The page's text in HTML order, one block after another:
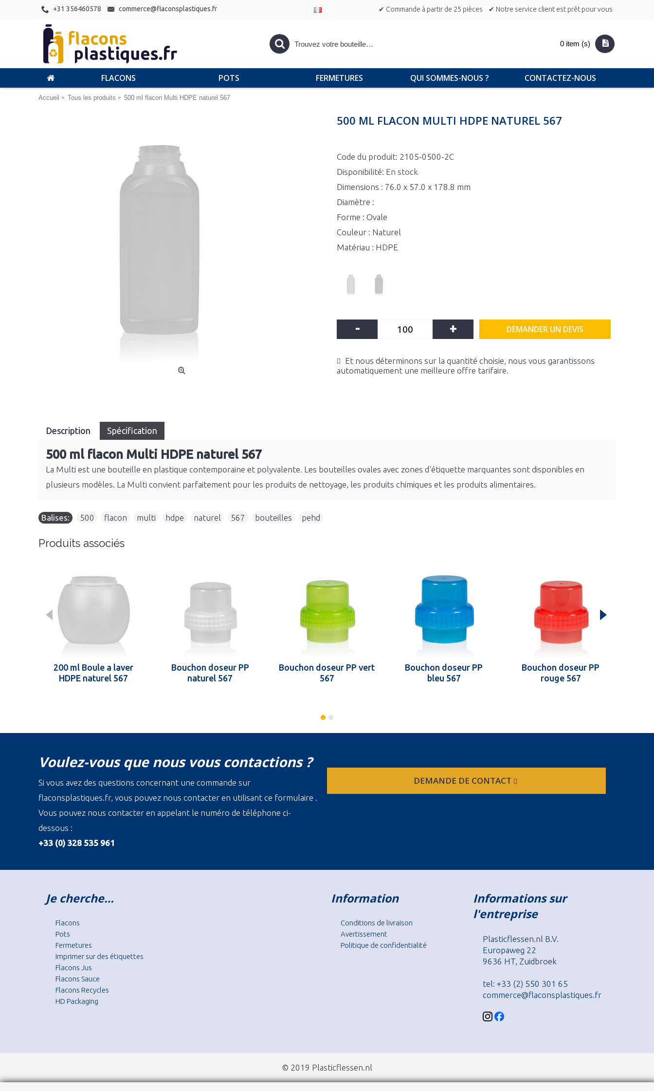
+31 356460578 commerce@flaconsplastiques.fr ✔ Commande à partir de 25 pièces ✔ Notre service client est prêt pour vous
0 item (s)
FLACONS POTS FERMETURES QUI SOMMES-NOUS ? CONTACTEZ-NOUS
Accueil Tous les produits 500 ml flacon Multi HDPE naturel 567
500 ML FLACON MULTI HDPE NATUREL 567
Code du produit: 2105-0500-2C
Disponibilité: En stock
Dimensions : 76.0 x 57.0 x 178.8 mm
Diamètre :
Forme : Ovale
Couleur : Naturel
Matériau : HDPE
- + DEMANDER UN DEVIS
Et nous déterminons sur la quantité choisie, nous vous garantissons
automatiquement une meilleure offre tarifaire.
Description Spécification
500 ml flacon Multi HDPE naturel 567
La Multi est une bouteille en plastique contemporaine et polyvalente. Les bouteilles ovales avec zones d'étiquette marquantes sont disponibles en
plusieurs modèles. La Multi convient parfaitement pour les produits de nettoyage, les produits chimiques et les produits alimentaires.
Balises: 500 flacon multi hdpe naturel 567 bouteilles pehd
Produits associés
200 ml Boule a laver
HDPE naturel 567
Bouchon doseur PP
naturel 567
Bouchon doseur PP vert
567
Bouchon doseur PP
bleu 567
Bouchon doseur PP
rouge 567
Voulez-vous que nous vous contactions ?
Si vous avez des questions concernant une commande sur
flaconsplastiques.fr, vous pouvez nous contacter en utilisant ce formulaire .
Vous pouvez nous contacter en appelant le numéro de téléphone ci-
dessous :
+33 (0) 328 535 961
DEMANDE DE CONTACT
Je cherche…
Flacons
Pots
Fermetures
Imprimer sur des étiquettes
Flacons Jus
Flacons Sauce
Flacons Recycles
HD Packaging
Information
Conditions de livraison
Avertissement
Politique de confidentialité
Informations sur
l'entreprise
Plasticflessen.nl B.V.
Europaweg 22
9636 HT, Zuidbroek
tel: +33 (2) 550 301 65
commerce@flaconsplastiques.fr
© 2019 Plasticflessen.nl